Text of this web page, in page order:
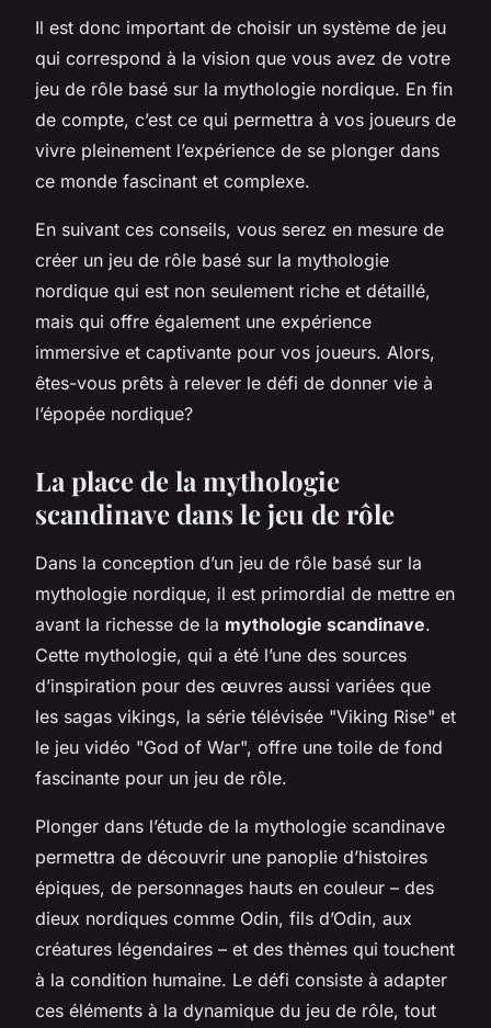
Il est donc important de choisir un système de jeu
qui correspond à la vision que vous avez de votre
jeu de rôle basé sur la mythologie nordique. En fin
de compte, c’est ce qui permettra à vos joueurs de
vivre pleinement l’expérience de se plonger dans
ce monde fascinant et complexe.
En suivant ces conseils, vous serez en mesure de
créer un jeu de rôle basé sur la mythologie
nordique qui est non seulement riche et détaillé,
mais qui offre également une expérience
immersive et captivante pour vos joueurs. Alors,
êtes-vous prêts à relever le défi de donner vie à
l’épopée nordique?
La place de la mythologie
scandinave dans le jeu de rôle
Dans la conception d’un jeu de rôle basé sur la
mythologie nordique, il est primordial de mettre en
avant la richesse de la mythologie scandinave.
Cette mythologie, qui a été l’une des sources
d’inspiration pour des œuvres aussi variées que
les sagas vikings, la série télévisée "Viking Rise" et
le jeu vidéo "God of War", offre une toile de fond
fascinante pour un jeu de rôle.
Plonger dans l’étude de la mythologie scandinave
permettra de découvrir une panoplie d’histoires
épiques, de personnages hauts en couleur – des
dieux nordiques comme Odin, fils d’Odin, aux
créatures légendaires – et des thèmes qui touchent
à la condition humaine. Le défi consiste à adapter
ces éléments à la dynamique du jeu de rôle, tout